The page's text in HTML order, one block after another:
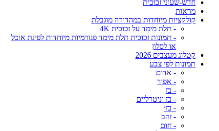
חדש-שעוני זכוכית
מראות
קולקציות מיוחדות במהדורה מוגבלת
- תלת מימד על זכוכית 4K
- תמונות זכוכית תלת מימד פנורמיות מיוחדות לפינת אוכל
או לסלון
קטלוג מעצבים 2026
תמונות לפי צבע
- אדום
- אפור
- בז
- בז וניטרליים
- בז׳
- זהב
- חום